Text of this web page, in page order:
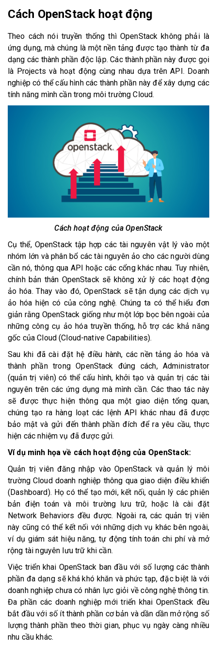
Cách OpenStack hoạt động
Theo cách nói truyền thống thì OpenStack không phải là
ứng dụng, mà chúng là một nền tảng được tạo thành từ đa
dạng các thành phần độc lập. Các thành phần này được gọi
là Projects và hoạt động cùng nhau dựa trên API. Doanh
nghiệp có thể cấu hình các thành phần này để xây dựng các
tính năng mình cần trong môi trường Cloud.
Cách hoạt động của OpenStack
Cụ thể, OpenStack tập hợp các tài nguyên vật lý vào một
nhóm lớn và phân bổ các tài nguyên ảo cho các người dùng
cần nó, thông qua API hoặc các cổng khác nhau. Tuy nhiên,
chính bản thân OpenStack sẽ không xử lý các hoạt động
ảo hóa. Thay vào đó, OpenStack sẽ tận dụng các dịch vụ
ảo hóa hiện có của công nghệ. Chúng ta có thể hiểu đơn
giản rằng OpenStack giống như một lớp bọc bên ngoài của
những công cụ ảo hóa truyền thống, hỗ trợ các khả năng
gốc của Cloud (Cloud-native Capabilities).
Sau khi đã cài đặt hệ điều hành, các nền tảng ảo hóa và
thành phần trong OpenStack đúng cách, Administrator
(quản trị viên) có thể cấu hình, khởi tạo và quản trị các tài
nguyên trên các ứng dụng mà mình cần. Các thao tác này
sẽ được thực hiện thông qua một giao diện tổng quan,
chúng tạo ra hàng loạt các lệnh API khác nhau đã được
bảo mật và gửi đến thành phần đích để ra yêu cầu, thực
hiện các nhiệm vụ đã được gửi.
Ví dụ minh họa về cách hoạt động của OpenStack:
Quản trị viên đăng nhập vào OpenStack và quản lý môi
trường Cloud doanh nghiệp thông qua giao diện điều khiển
(Dashboard). Họ có thể tạo mới, kết nối, quản lý các phiên
bản điện toán và môi trường lưu trữ, hoặc là cài đặt
Network Behaviors đều được. Ngoài ra, các quản trị viên
này cũng có thể kết nối với những dịch vụ khác bên ngoài,
ví dụ giám sát hiệu năng, tự động tính toán chi phí và mở
rộng tài nguyên lưu trữ khi cần.
Việc triển khai OpenStack ban đầu với số lượng các thành
phần đa dạng sẽ khá khó khăn và phức tạp, đặc biệt là với
doanh nghiệp chưa có nhân lực giỏi về công nghệ thông tin.
Đa phần các doanh nghiệp mới triển khai OpenStack đều
bắt đầu với số ít thành phần cơ bản và dần dần mở rộng số
lượng thành phần theo thời gian, phục vụ ngày càng nhiều
nhu cầu khác.